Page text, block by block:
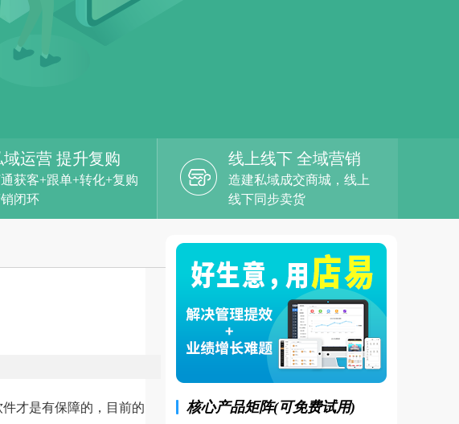
域运营 提升复购
获客+跟单+转化+复购
闭环
线上线下 全域营销
造建私域成交商城，线上
线下同步卖货
才是有保障的，目前的
核心产品矩阵(可免费试用)